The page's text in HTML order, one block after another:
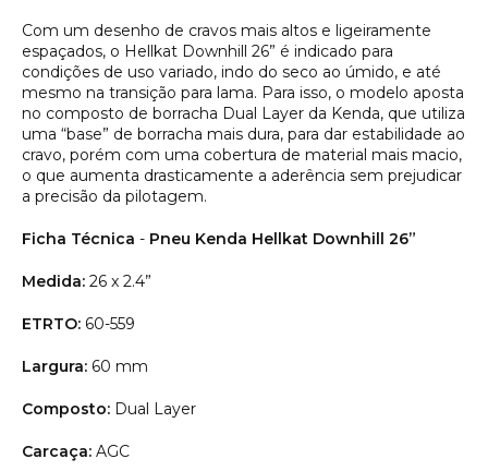
Com um desenho de cravos mais altos e ligeiramente
espaçados, o Hellkat Downhill 26” é indicado para
condições de uso variado, indo do seco ao úmido, e até
mesmo na transição para lama. Para isso, o modelo aposta
no composto de borracha Dual Layer da Kenda, que utiliza
uma “base” de borracha mais dura, para dar estabilidade ao
cravo, porém com uma cobertura de material mais macio,
o que aumenta drasticamente a aderência sem prejudicar
a precisão da pilotagem.
Ficha Técnica - Pneu Kenda Hellkat Downhill 26”
Medida: 26 x 2.4”
ETRTO: 60-559
Largura: 60 mm
Composto: Dual Layer
Carcaça: AGC